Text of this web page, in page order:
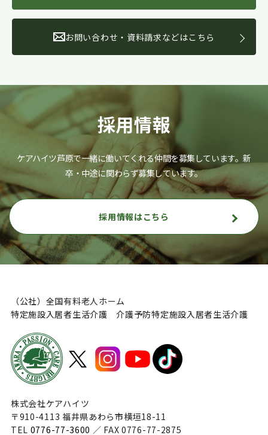
お問い合わせ・資料請求などはこちら
採用情報
ケアハイツ芦原で一緒に働いてくれる仲間を募集しています。新
卒・中途に関わらず募集しています。
採用情報はこちら
（公社）全国有料老人ホーム
特定施設入居者生活介護 介護予防特定施設入居者生活介護
株式会社ケアハイツ
〒910-4113 福井県あわら市横垣18-11
TEL 0776-77-3600 ／ FAX 0776-77-2875